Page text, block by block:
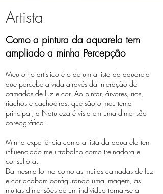
Artista
Como a pintura da aquarela tem
ampliado a minha Percepção
Meu olho artístico é o de um artista da aquarela
que percebe a vida através da interação de
camadas de luz e cor. Ao pintar, árvores, rios,
riachos e cachoeiras, que são o meu tema
principal, a Natureza é vista em uma dimensão
coreográfica.
Minha experiência como artista da aquarela tem
influenciado meu trabalho como treinadora e
consultora.
Da mesma forma como as muitas camadas de luz
e cor acabam configurando uma imagem, as
muitas dimensões de um indivíduo tornar-se a